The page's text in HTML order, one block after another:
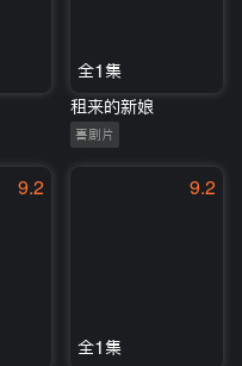
全1集
租来的新娘
喜剧片
9.2 9.2
全1集